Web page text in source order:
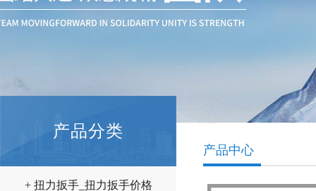
产品分类
+ 扭力扳手_扭力扳手价格
产品中心